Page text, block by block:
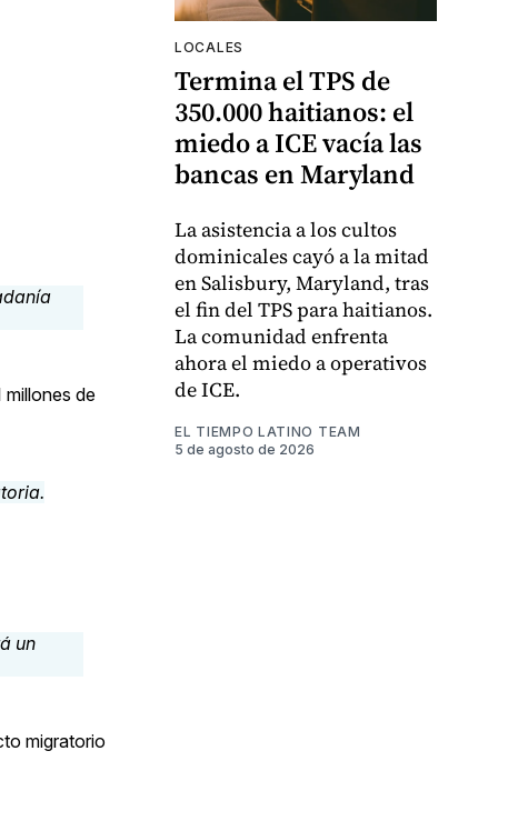
de
migratorio
LOCALES
Termina el TPS de
350.000 haitianos: el
miedo a ICE vacía las
bancas en Maryland
La asistencia a los cultos
dominicales cayó a la mitad
en Salisbury, Maryland, tras
el fin del TPS para haitianos.
La comunidad enfrenta
ahora el miedo a operativos
de ICE.
EL TIEMPO LATINO TEAM
5 de agosto de 2026